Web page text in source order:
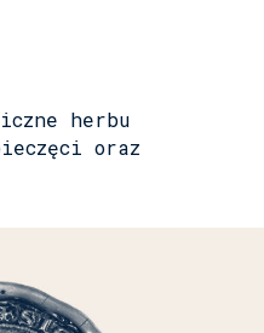
herbu
oraz